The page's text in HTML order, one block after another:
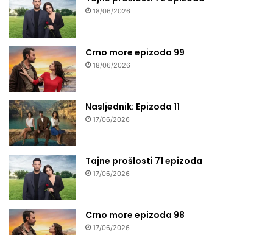
18/06/2026
Crno more epizoda 99
18/06/2026
Nasljednik: Epizoda 11
17/06/2026
Tajne prošlosti 71 epizoda
17/06/2026
Crno more epizoda 98
17/06/2026